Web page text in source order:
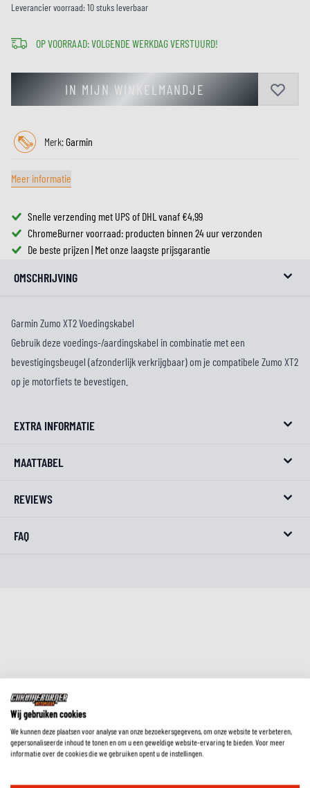
Leverancier voorraad: 10 stuks leverbaar
OP VOORRAAD: VOLGENDE WERKDAG VERSTUURD!
IN MIJN WINKELMANDJE
Merk:Garmin
Meer informatie
Snelle verzending met UPS of DHL vanaf €4,99
ChromeBurner voorraad: producten binnen 24 uur verzonden
De beste prijzen | Met onze laagste prijsgarantie
OMSCHRIJVING
Garmin Zumo XT2 Voedingskabel
Gebruik deze voedings-/aardingskabel in combinatie met een
bevestigingsbeugel (afzonderlijk verkrijgbaar) om je compatibele Zumo XT2
op je motorfiets te bevestigen.
EXTRA INFORMATIE
MAATTABEL
REVIEWS
FAQ
RIDE ESSENTIALS
Must-have accessories for comfort, safety
Wij gebruiken cookies
We kunnen deze plaatsen voor analyse van onze bezoekersgegevens, om onze website te verbeteren,
gepersonaliseerde inhoud te tonen en om u een geweldige website-ervaring te bieden. Voor meer
informatie over de cookies die we gebruiken opent u de instellingen.